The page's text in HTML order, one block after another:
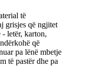
të
grisjes që ngjitet
letër, karton,
që
pa lënë mbetje
të pastër dhe pa